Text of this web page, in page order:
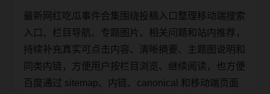
最新网红吃瓜事件合集围绕投稿入口整理移动端搜索
入口、栏目导航、专题图片、相关问题和站内推荐，
持续补充真实可点击内容、清晰摘要、主题图说明和
同类内链，方便用户按栏目浏览、继续阅读，也方便
百度通过 sitemap、内链、canonical 和移动端页面